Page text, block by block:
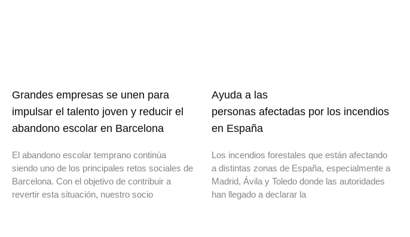
Grandes empresas se unen para
impulsar el talento joven y reducir el
abandono escolar en Barcelona
El abandono escolar temprano continúa
siendo uno de los principales retos sociales de
Barcelona. Con el objetivo de contribuir a
revertir esta situación, nuestro socio
Ayuda a las
personas afectadas por los incendios
en España
Los incendios forestales que están afectando
a distintas zonas de España, especialmente a
Madrid, Ávila y Toledo donde las autoridades
han llegado a declarar la